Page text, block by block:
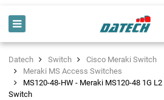
Datech Switch
Cisco Meraki Switch
Meraki MS Access Switches
MS120-48-HW - Meraki MS120-48 1G
Switch